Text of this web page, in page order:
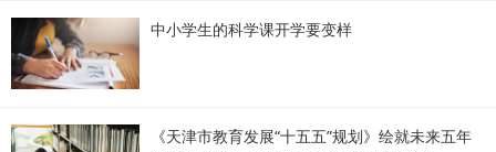
中小学生的科学课开学要变样
《天津市教育发展“十五五”规划》绘就未来五年